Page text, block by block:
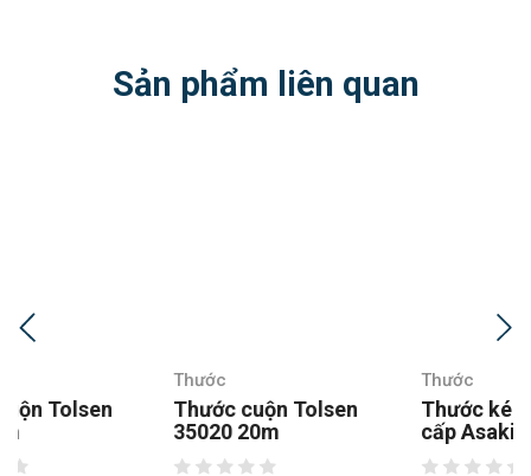
Sản phẩm liên quan
Thước cuộn Tolsen
Thước kéo 2 mặt cao
cấp Asaki AK-2710